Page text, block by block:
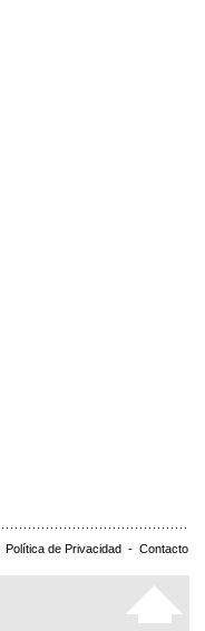
Política de Privacidad - Contacto